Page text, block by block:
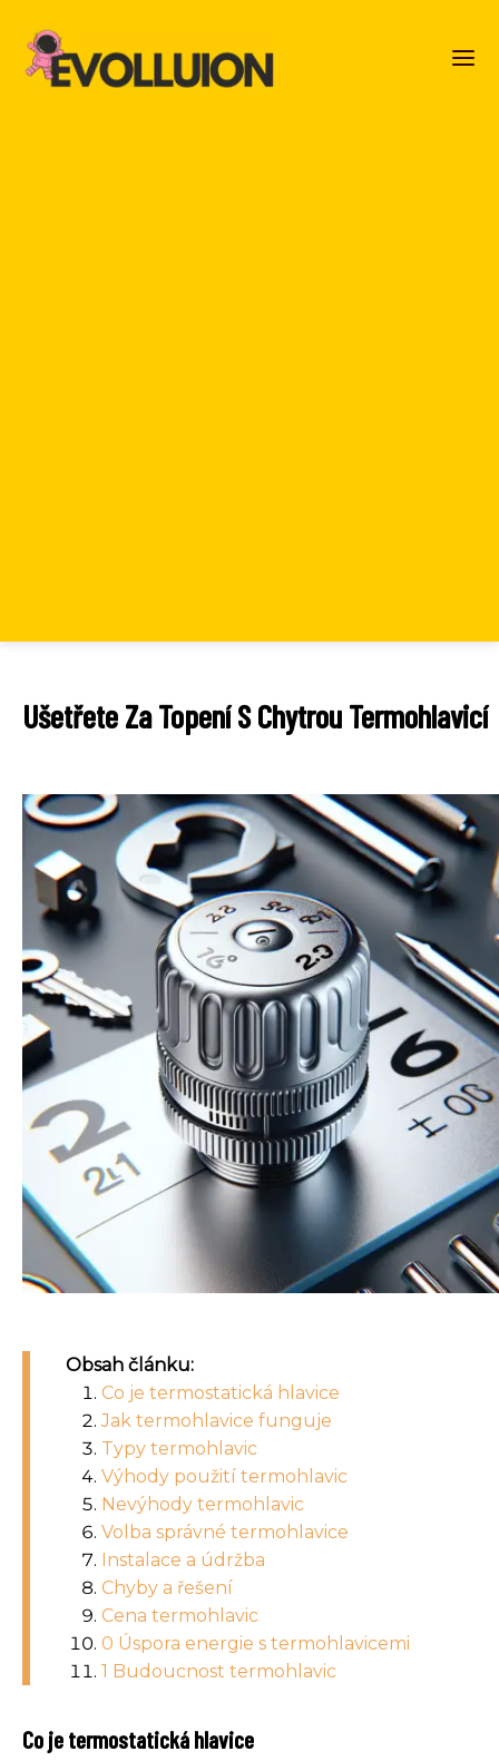
Ušetřete Za Topení S Chytrou Termohlavicí
Obsah článku:
Co je termostatická hlavice
Jak termohlavice funguje
Typy termohlavic
Výhody použití termohlavic
Nevýhody termohlavic
Volba správné termohlavice
Instalace a údržba
Chyby a řešení
Cena termohlavic
0 Úspora energie s termohlavicemi
1 Budoucnost termohlavic
Co je termostatická hlavice